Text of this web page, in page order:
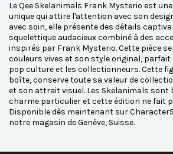
Le Qee Skelanimals Frank Mysterio est
unique qui attire l'attention avec son
avec soin, elle présente des détails
squelettique audacieux combiné à des
inspirés par Frank Mysterio. Cette pièce
couleurs vives et son style original,
pop culture et les collectionneurs. Cette
boîte, conserve toute sa valeur de
et son attrait visuel. Les Skelanimals sont
charme particulier et cette édition ne fait
Disponible dès maintenant sur
notre magasin de Genève, Suisse.